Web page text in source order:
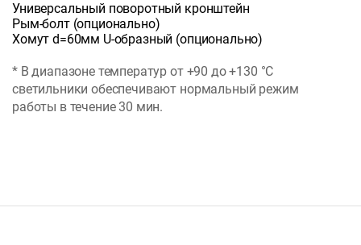
Универсальный поворотный кронштейн
Рым-болт (опционально)
Хомут d=60мм U-образный (опционально)
* В диапазоне температур от +90 до +130 °C
светильники обеспечивают нормальный режим
работы в течение 30 мин.